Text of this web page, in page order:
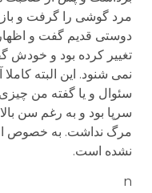
مرد گوشی را گرفت و
دوستی قدیم گفت و
تغییر کرده بود و
نمی شنود. این البته
سئوال و یا گفته من
سرپا بود و به رغم سن
مرگ نداشت. به خصوص
نشده است.
n